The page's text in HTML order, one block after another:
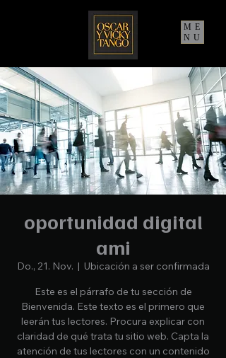
ME
NU
oportunidad digital
ami
Do., 21. Nov.
  |
Ubicación a ser confirmada
Este es el párrafo de tu sección de
Bienvenida. Este texto es el primero que
leerán tus lectores. Procura explicar con
claridad de qué trata tu sitio web. Capta la
atención de tus lectores con un contenido